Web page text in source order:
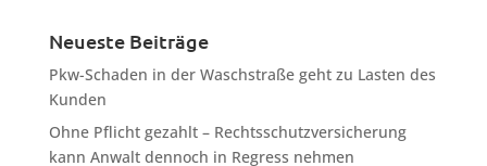
Neueste Beiträge
Pkw-Schaden in der Waschstraße geht zu Lasten des
Kunden
Ohne Pflicht gezahlt – Rechtsschutzversicherung
kann Anwalt dennoch in Regress nehmen